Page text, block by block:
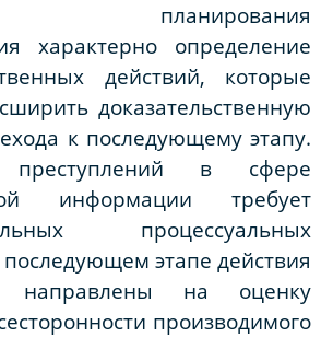
планирования
характерно определение
действий, которые
доказательственную
к последующему этапу.
преступлений в сфере
информации требует
процессуальных
этапе действия
направлены на оценку
производимого